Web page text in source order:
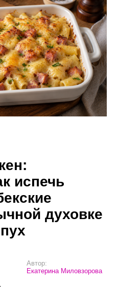
испечь
духовке
Автор:
Екатерина Миловзорова